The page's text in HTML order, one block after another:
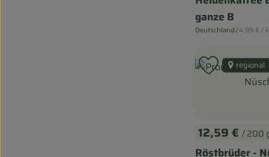
ganze B
, Herkunft:
Deutschland,24,99 € /
, Preis:
12,59 € / 200
Röstbrüder -
regional
Produkt